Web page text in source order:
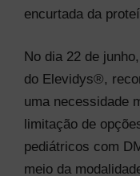
encurtada da
No dia 22 de
do Elevidys®,
uma necessidade
limitação de
pediátricos com
meio da